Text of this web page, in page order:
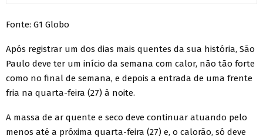
Fonte: G1 Globo
Após registrar um dos dias mais quentes da sua história, São
Paulo deve ter um início da semana com calor, não tão forte
como no final de semana, e depois a entrada de uma frente
fria na quarta-feira (27) à noite.
A massa de ar quente e seco deve continuar atuando pelo
menos até a próxima quarta-feira (27) e, o calorão, só deve